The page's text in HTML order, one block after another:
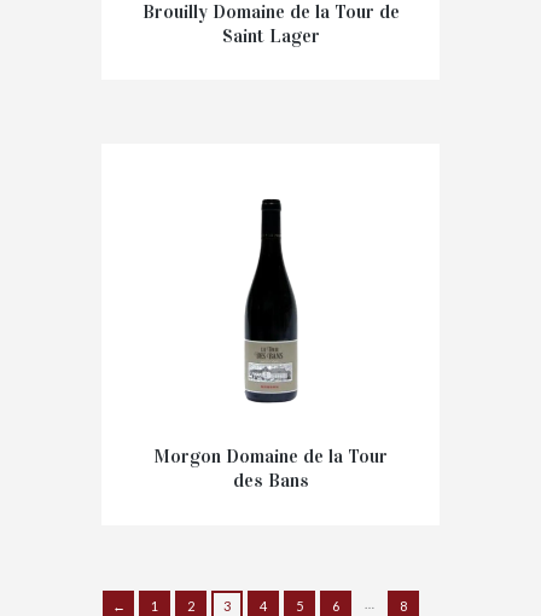
Brouilly Domaine de la Tour de
Saint Lager
Morgon Domaine de la Tour
des Bans
← 1 2 3 4 5 6 8